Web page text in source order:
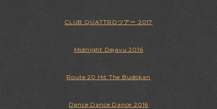
CLUB QUATTROツアー 2017
Midnight Dejavu 2016
Route 20 Hit The Budokan
Dance Dance Dance 2016